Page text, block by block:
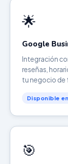
🌟
Google
Integración
reseñas,
tu negocio de
Disponible
🎯